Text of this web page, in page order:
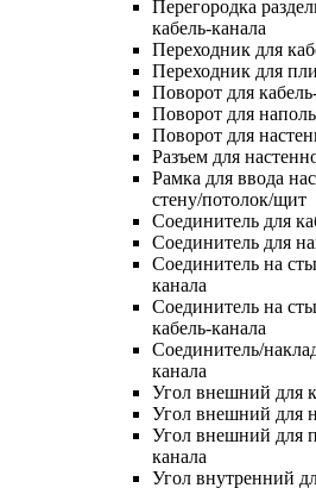
Перегородка
кабель-канала
Переходник для
Переходник для
Поворот для
Поворот для
Поворот для
Разъем для
Рамка для ввода
стену/потолок/щит
Соединитель для
Соединитель для
Соединитель на
канала
Соединитель на
кабель-канала
Соединитель/
канала
Угол внешний для
Угол внешний для
Угол внешний для
канала
Угол внутренний